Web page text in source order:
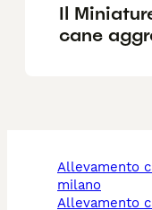
Il
cane
allevamento cani
milano
allevamento cani